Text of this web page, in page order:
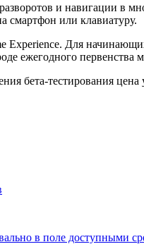
и навигации в
смартфон или клавиатуру.
Для
ежегодного
бета-тестирования цена
в поле доступными